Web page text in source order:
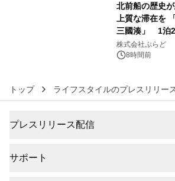
アーティスト
メーションを公
北前船の歴史
上質な滞在を
三國湊」 1泊2
株式会社ぷらど
8時間前
トップ ライフスタイルのプレスリリー
プレスリリース配信
サポート